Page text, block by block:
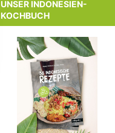
UNSER INDONESIEN-
KOCHBUCH